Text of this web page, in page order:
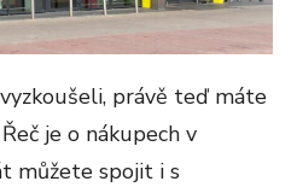
právě teď máte
je o nákupech v
můžete spojit i s